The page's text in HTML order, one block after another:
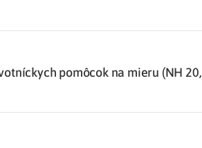
pomôcok na mieru (NH